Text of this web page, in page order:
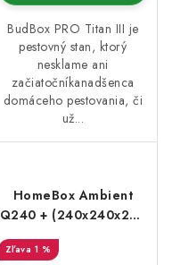
BudBox PRO Titan III je
pestovný stan, ktorý
nesklame ani
začiatočníkanadšenca
domáceho pestovania, či
už...
HomeBox Ambient
Q240 + (240x240x220
1 %